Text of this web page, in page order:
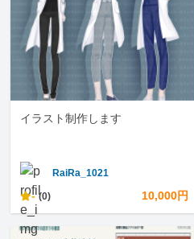
イラスト制作します
RaiRa_1021
- (0) 10,000円